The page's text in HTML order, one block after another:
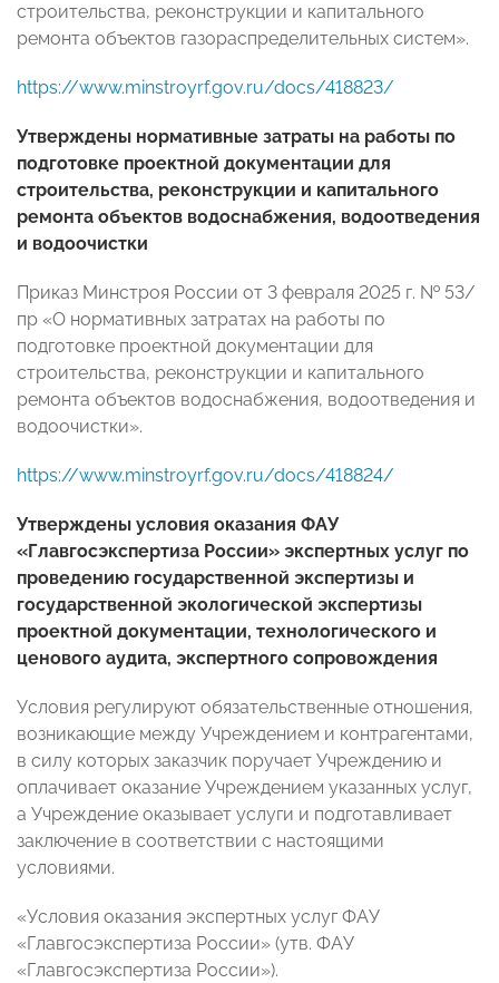
строительства, реконструкции и капитального
ремонта объектов газораспределительных систем».
https://www.minstroyrf.gov.ru/docs/418823/
Утверждены нормативные затраты на работы по
подготовке проектной документации для
строительства, реконструкции и капитального
ремонта объектов водоснабжения, водоотведения
и водоочистки
Приказ Минстроя России от 3 февраля 2025 г. № 53/
пр «О нормативных затратах на работы по
подготовке проектной документации для
строительства, реконструкции и капитального
ремонта объектов водоснабжения, водоотведения и
водоочистки».
https://www.minstroyrf.gov.ru/docs/418824/
Утверждены условия оказания ФАУ
«Главгосэкспертиза России» экспертных услуг по
проведению государственной экспертизы и
государственной экологической экспертизы
проектной документации, технологического и
ценового аудита, экспертного сопровождения
Условия регулируют обязательственные отношения,
возникающие между Учреждением и контрагентами,
в силу которых заказчик поручает Учреждению и
оплачивает оказание Учреждением указанных услуг,
а Учреждение оказывает услуги и подготавливает
заключение в соответствии с настоящими
условиями.
«Условия оказания экспертных услуг ФАУ
«Главгосэкспертиза России» (утв. ФАУ
«Главгосэкспертиза России»).